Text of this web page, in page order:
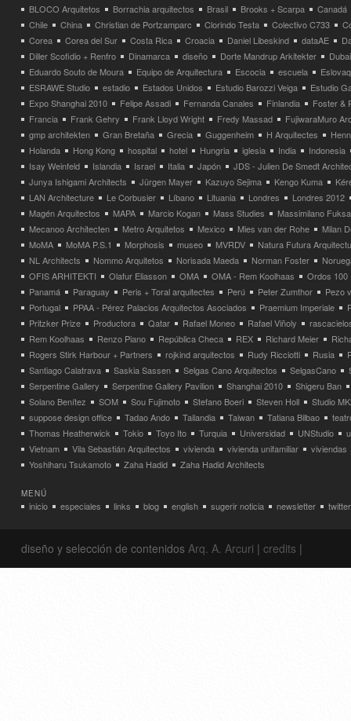
BLOCO Arquitetos
Borrachia arquitectos Brasil Brooks + Scarpa
Canadá
Chile
China Christian de Portzamparc Clorindo Testa Colectivo C733
Corea
Corea del Sur Costa Rica Croacia Daniel Libeskind dataAE
Diller Scofidio + Renfro
Dinamarca diseño Dorte Mandrup Arkitekter
Dubai
Eduardo Souto de Moura
Equipo de Arquitectura Escocia escuela
ESRAWE Studio
estadio Estados Unidos Estudio Barozzi Veiga
Estudio
Expo Shanghai 2010
Felipe Assadi Fernanda Canales Finlandia
Foster &
Francia
Frank Gehry Frank Lloyd Wright Fredy Massad
FujiwaraMuro
gmp architekten
Gran Bretaña Grecia Guggenheim H Arquitectes
Holanda
Hong Kong hospital hotel Hungria iglesia India
Indonesia
Isay Weinfeld
Islandia Israel Italia Japón
JDS - Julien De Smedt
Junya Ishigami Architects
Jürgen Mayer Kazuyo Sejima Kengo Kuma
LAN Architecture
Le Corbusier Líbano Lituania Londres
Londres 2012
Magén Arquitectos
MAPA Marcio Kogan Mass Studies
Massimilano
Mecanoo Architecten
Metro Arquitetos Mexico Mies van der Rohe
Milan
MoMA
MoMA P.S.1 Morphosis museo MVRDV
Natura Futura
NL Architects
Nommo Arquitetos Norisada Maeda Norman Foster
OFIS ARHITEKTI
Olafur Eliasson OMA OMA - Rem Koolhaas
Ordos 100
Panamá
Paraguay Peris + Toral arquitectes Perú Peter Zumthor
Pezo
Portugal
PPAA - Pérez Palacios Arquitectos Asociados Praemium Imperiale
Pritzker Prize
Productora Qatar Rafael Moneo Rafael Viñoly
Rem Koolhaas
Renzo Piano República Checa REX Richard Meier
Rogers Stirk Harbour + Partners
rojkind arquitectos Rudy Ricciotti Rusia
Santiago Calatrava
Saskia Sassen Selgas Cano Arquitectos SelgasCano
Serpentine Gallery
Serpentine Gallery Pavilion Shanghai 2010
Shigeru Ban
Solano Benítez
SOM Sou Fujimoto Stefano Boeri Steven Holl
Studio
suppose design office
Tadao Ando Tailandia Taiwan Tatiana Bilbao
Thomas Heatherwick
Tokio Toyo Ito Turquia Universidad UNStudio
Vietnam
Vila Sebastián Arquitectos vivienda vivienda unifamiliar
viviendas
Yoshiharu Tsukamoto
Zaha Hadid Zaha Hadid Architects
MENÚ
inicio especiales links blog english sugerir noticia newsletter twitter
diseño y selección de contenidos Arq. A. Arcuri | credits |